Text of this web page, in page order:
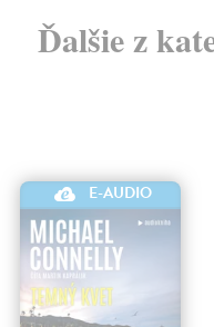
Ďalšie z
E-AUDIO